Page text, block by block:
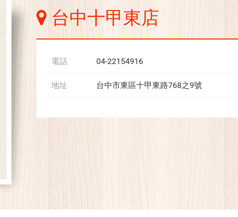
台中十甲東店
電話 04-22154916
地址 台中市東區十甲東路768之9號